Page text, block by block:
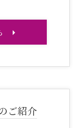
ご紹介